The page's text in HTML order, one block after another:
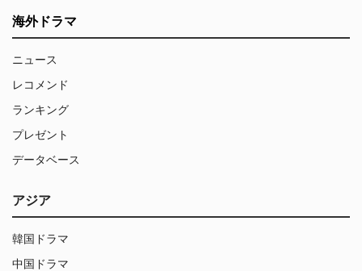
海外ドラマ
ニュース
レコメンド
ランキング
プレゼント
データベース
アジア
韓国ドラマ
中国ドラマ